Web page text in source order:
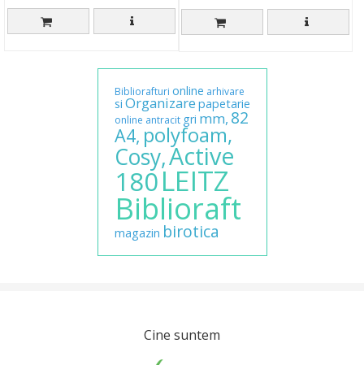
Bibliorafturi online arhivare
si Organizare papetarie
online antracit gri mm, 82
A4, polyfoam,
Cosy,Active
180LEITZ
Biblioraft
magazin birotica
Cine suntem